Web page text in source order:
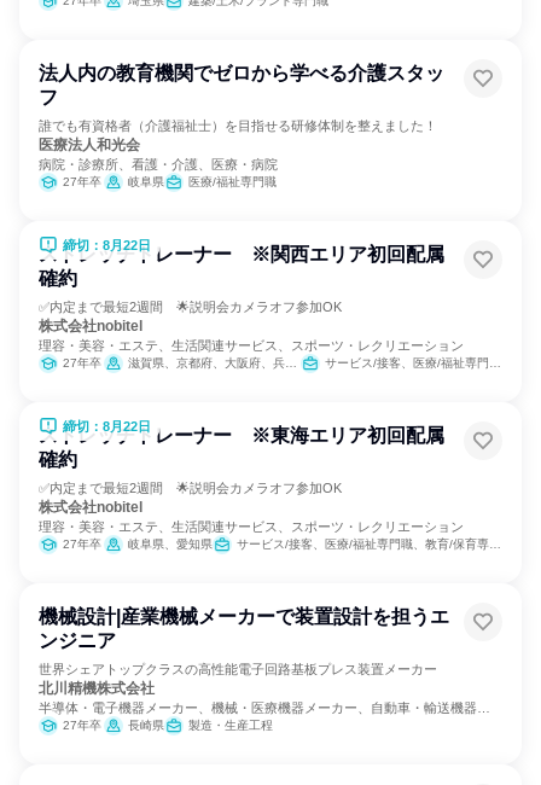
法人内の教育機関でゼロから学べる介護スタッ
フ
誰でも有資格者（介護福祉士）を目指せる研修体制を整えました！
医療法人和光会
病院・診療所、看護・介護、医療・病院
27年卒 岐阜県 医療/福祉専門職
締切：8月22日
ストレッチトレーナー ※関西エリア初回配属
確約
✅内定まで最短2週間 🌟説明会カメラオフ参加OK
株式会社nobitel
理容・美容・エステ、生活関連サービス、スポーツ・レクリエーション
27年卒 滋賀県、京都府、大阪府、兵庫県 サービス/接客、医療/福祉専門職、教育/保育専門職、小売販売/流通
締切：8月22日
ストレッチトレーナー ※東海エリア初回配属
確約
✅内定まで最短2週間 🌟説明会カメラオフ参加OK
株式会社nobitel
理容・美容・エステ、生活関連サービス、スポーツ・レクリエーション
27年卒 岐阜県、愛知県 サービス/接客、医療/福祉専門職、教育/保育専門職、小売販売/流通
機械設計|産業機械メーカーで装置設計を担うエ
ンジニア
世界シェアトップクラスの高性能電子回路基板プレス装置メーカー
北川精機株式会社
半導体・電子機器メーカー、機械・医療機器メーカー、自動車・輸送機器メ
ーカー27年卒 長崎県 製造・生産工程